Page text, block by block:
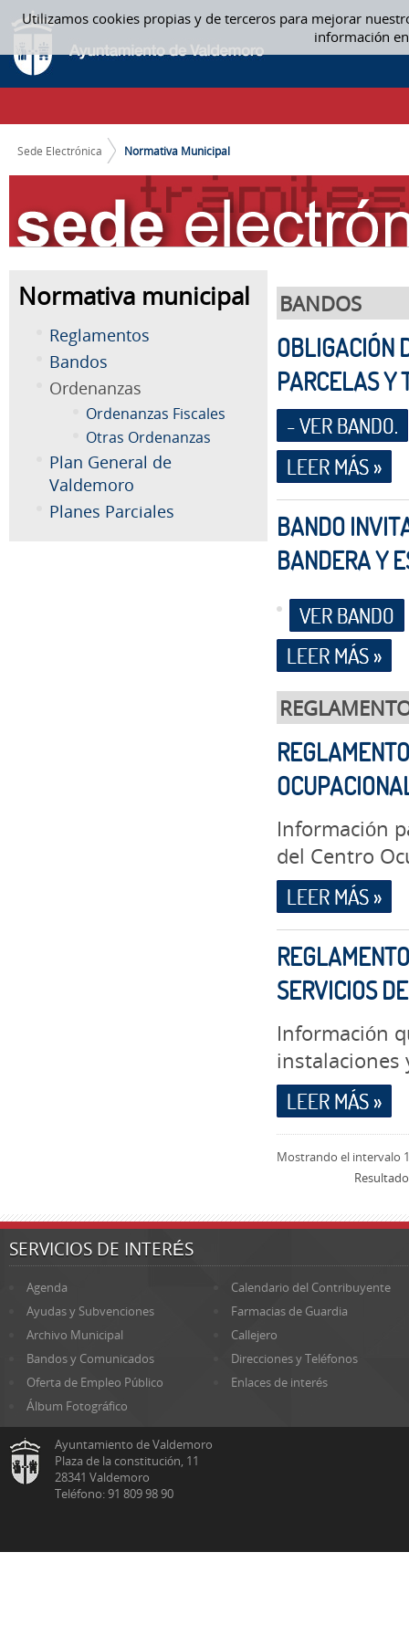
Utilizamos cookies propias y de terceros para mejorar
información
Saltar al contenido
NORMATIVA MUNICIPAL
CAMINO DE MIGAS
Sede Electrónica Normativa Municipal
Normativa municipal
Reglamentos
Bandos
Ordenanzas
Ordenanzas Fiscales
Otras Ordenanzas
Plan General de
Valdemoro
Planes Parciales
BANDOS
OBLIGACIÓN
PARCELAS Y
- VER BANDO.
LEER MÁS »
BANDO
BANDERA Y
VER BANDO
LEER MÁS »
Información
del Centro
LEER MÁS »
SERVICIOS
Información
instalaciones
LEER MÁS »
Mostrando el intervalo
SERVICIOS DE INTERÉS
Agenda
Calendario del Contribuyente
Ayudas y Subvenciones
Farmacias de Guardia
Archivo Municipal
Callejero
Bandos y Comunicados
Direcciones y Teléfonos
Oferta de Empleo Público
Enlaces de interés
Álbum Fotográfico
Ayuntamiento de Valdemoro
Plaza de la constitución, 11
28341 Valdemoro
Teléfono: 91 809 98 90